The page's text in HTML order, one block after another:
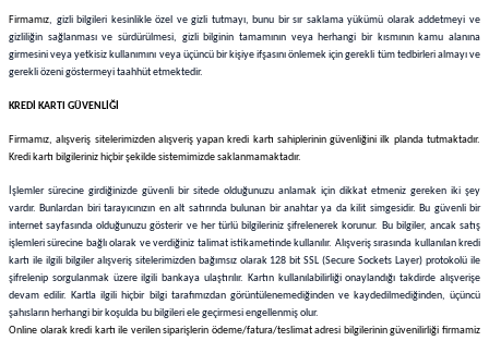
Huniler
Mezürler
Petri Kabı
Piknometreler
Puarlar
Firmamız, gizli bilgileri kesinlikle özel ve gizli tutmayı, bunu bir sır saklama yükümü olarak addetmeyi ve
gizliliğin sağlanması ve sürdürülmesi, gizli bilginin tamamının veya herhangi bir kısmının kamu alanına
girmesini veya yetkisiz kullanımını veya üçüncü bir kişiye ifşasını önlemek için gerekli tüm tedbirleri almayı ve
gerekli özeni göstermeyi taahhüt etmektedir.
KREDİ KARTI GÜVENLİĞİ
Firmamız, alışveriş sitelerimizden alışveriş yapan kredi kartı sahiplerinin güvenliğini ilk planda tutmaktadır.
Kredi kartı bilgileriniz hiçbir şekilde sistemimizde saklanmamaktadır.
İşlemler sürecine girdiğinizde güvenli bir sitede olduğunuzu anlamak için dikkat etmeniz gereken iki şey
vardır. Bunlardan biri tarayıcınızın en alt satırında bulunan bir anahtar ya da kilit simgesidir. Bu güvenli bir
internet sayfasında olduğunuzu gösterir ve her türlü bilgileriniz şifrelenerek korunur. Bu bilgiler, ancak satış
işlemleri sürecine bağlı olarak ve verdiğiniz talimat istikametinde kullanılır. Alışveriş sırasında kullanılan kredi
kartı ile ilgili bilgiler alışveriş sitelerimizden bağımsız olarak 128 bit SSL (Secure Sockets Layer) protokolü ile
şifrelenip sorgulanmak üzere ilgili bankaya ulaştırılır. Kartın kullanılabilirliği onaylandığı takdirde alışverişe
devam edilir. Kartla ilgili hiçbir bilgi tarafımızdan görüntülenemediğinden ve kaydedilmediğinden, üçüncü
şahısların herhangi bir koşulda bu bilgileri ele geçirmesi engellenmiş olur.
Online olarak kredi kartı ile verilen siparişlerin ödeme/fatura/teslimat adresi bilgilerinin güvenilirliği firmamiz